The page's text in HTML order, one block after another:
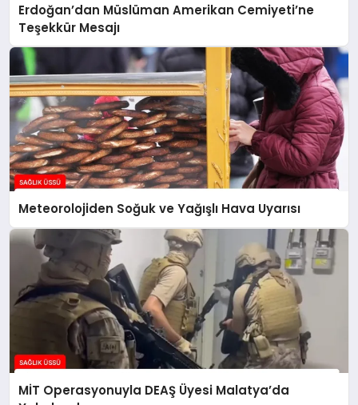
Erdoğan’dan Müslüman Amerikan Cemiyeti’ne
Teşekkür Mesajı
Meteorolojiden Soğuk ve Yağışlı Hava Uyarısı
MİT Operasyonuyla DEAŞ Üyesi Malatya’da